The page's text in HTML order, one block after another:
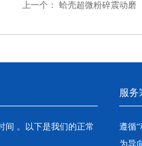
上一个： 蛤壳超微粉碎震动磨
间 。以下是我们的正常
服务
遵循
为导